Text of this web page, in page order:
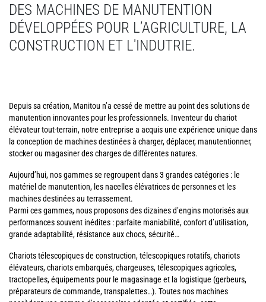
DES MACHINES DE MANUTENTION
DÉVELOPPÉES POUR L’AGRICULTURE, LA
CONSTRUCTION ET L'INDUTRIE.
Depuis sa création, Manitou n’a cessé de mettre au point des solutions de
manutention innovantes pour les professionnels. Inventeur du chariot
élévateur tout-terrain, notre entreprise a acquis une expérience unique dans
la conception de machines destinées à charger, déplacer, manutentionner,
stocker ou magasiner des charges de différentes natures.
Aujourd’hui, nos gammes se regroupent dans 3 grandes catégories : le
matériel de manutention, les nacelles élévatrices de personnes et les
machines destinées au terrassement.
Parmi ces gammes, nous proposons des dizaines d’engins motorisés aux
performances souvent inédites : parfaite maniabilité, confort d’utilisation,
grande adaptabilité, résistance aux chocs, sécurité…
Chariots télescopiques de construction, télescopiques rotatifs, chariots
élévateurs, chariots embarqués, chargeuses, télescopiques agricoles,
tractopelles, équipements pour le magasinage et la logistique (gerbeurs,
préparateurs de commande, transpalettes…). Toutes nos machines